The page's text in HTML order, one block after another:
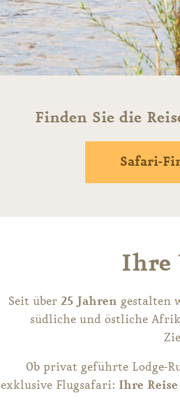
Finden Sie die
Safari-
Ihre
Seit über 25 Jahren gestalten
südliche und östliche
Ob privat geführte Lodge-
exklusive Flugsafari: Ihre